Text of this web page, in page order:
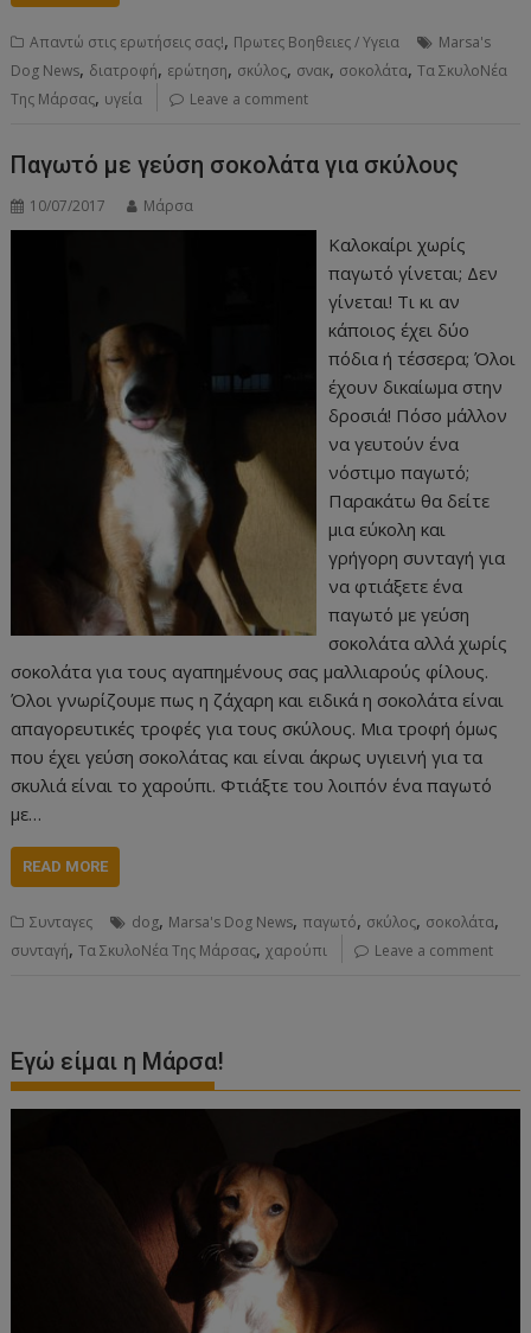
Απαντώ στις ερωτήσεις σας!, Πρωτες Βοηθειες / Υγεια
Marsa's
Dog News, διατροφή, ερώτηση, σκύλος, σνακ, σοκολάτα,Τα ΣκυλοΝέα
Της Μάρσας, υγεία Leave a comment
Παγωτό με γεύση σοκολάτα για σκύλους
10/07/2017 Μάρσα
Καλοκαίρι χωρίς
παγωτό γίνεται; Δεν
γίνεται! Τι κι αν
κάποιος έχει δύο
πόδια ή τέσσερα; Όλοι
έχουν δικαίωμα στην
δροσιά! Πόσο μάλλον
να γευτούν ένα
νόστιμο παγωτό;
Παρακάτω θα δείτε
μια εύκολη και
γρήγορη συνταγή για
να φτιάξετε ένα
παγωτό με γεύση
σοκολάτα αλλά χωρίς
σοκολάτα για τους αγαπημένους σας μαλλιαρούς φίλους.
Όλοι γνωρίζουμε πως η ζάχαρη και ειδικά η σοκολάτα είναι
απαγορευτικές τροφές για τους σκύλους. Μια τροφή όμως
που έχει γεύση σοκολάτας και είναι άκρως υγιεινή για τα
σκυλιά είναι το χαρούπι. Φτιάξτε του λοιπόν ένα παγωτό
με…
READ MORE
Συνταγες dog, Marsa's Dog News, παγωτό, σκύλος, σοκολάτα,
συνταγή,Τα ΣκυλοΝέα Της Μάρσας,χαρούπι Leave a comment
Εγώ είμαι η Μάρσα!